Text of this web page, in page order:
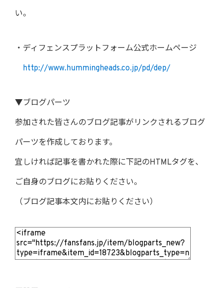
い。
・ディフェンスプラットフォーム公式ホームページ
http://www.hummingheads.co.jp/pd/dep/
▼ブログパーツ
参加された皆さんのブログ記事がリンクされるブログ
パーツを作成しております。
宜しければ記事を書かれた際に下記のHTMLタグを、
ご自身のブログにお貼りください。
（ブログ記事本文内にお貼りください）